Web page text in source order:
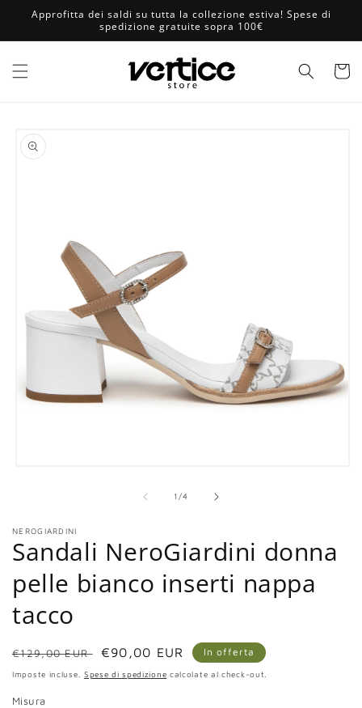
direttamente
Approfitta dei saldi su tutta la collezione estiva! Spese di
spedizione gratuite sopra 100€
Carrello
informazioni
sul prodotto
finestra
modale
1 /su
4
NEROGIARDINI
Sandali NeroGiardini donna
pelle bianco inserti nappa
tacco
Prezzo
di
€129,00 EUR
Prezzo
scontato
€90,00 EUR In offerta
Imposte incluse. Spese di spedizione calcolate al check-out.
Misura